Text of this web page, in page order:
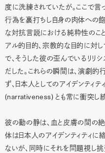
度に洗練されていたが。ここで言
行為を裏打ちし自身の肉体への
な対抗言説における純粋性のこ
アル的目的、宗教的な目的に対
で、そうした彼の歪んでいるリ
だした。これらの瞬間は、演劇的
ず、日本人としてのアイデンティテ
(narrativeness) とも常に衝突し
彼の動の静は、血と皮膚の間の
体は日本人のアイデンティティに
ないが、同時にそれを問題視し